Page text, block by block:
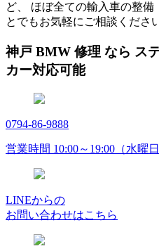
ど、 ほぼ全ての輸入車の整
とでもお気軽にご相談ください
神戸 BMW 修理 なら ス
カー対応可能
0794-86-9888
営業時間 10:00～19:00（水曜日
LINEからの
お問い合わせはこちら